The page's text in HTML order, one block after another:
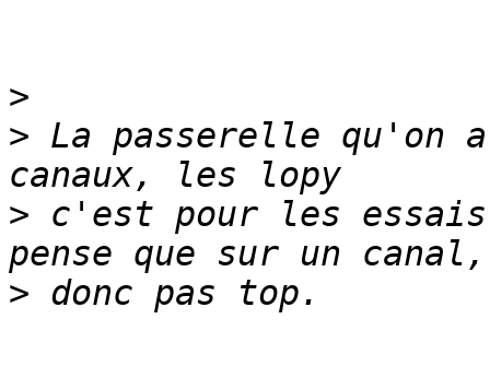
>
> La passerelle qu'on
> c'est pour les
>